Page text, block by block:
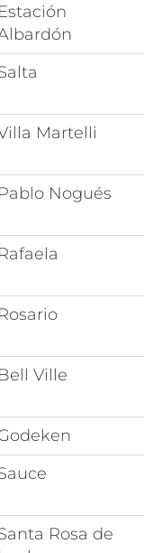
Estación
Martelli
Pablo Nogués
Rafaela
Rosario
Bell Ville
Rosa de